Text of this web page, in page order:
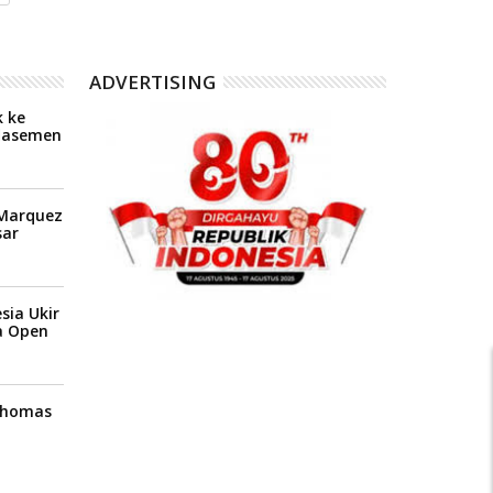
ke
Ukir
Open
ADVERTISING